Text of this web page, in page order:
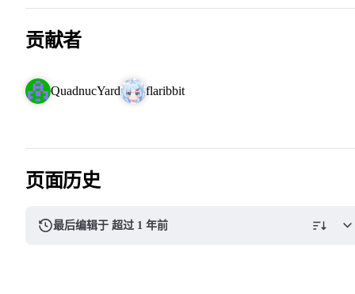
贡献者
QuadnucYard flaribbit
页面历史
最后编辑于 超过 1 年前